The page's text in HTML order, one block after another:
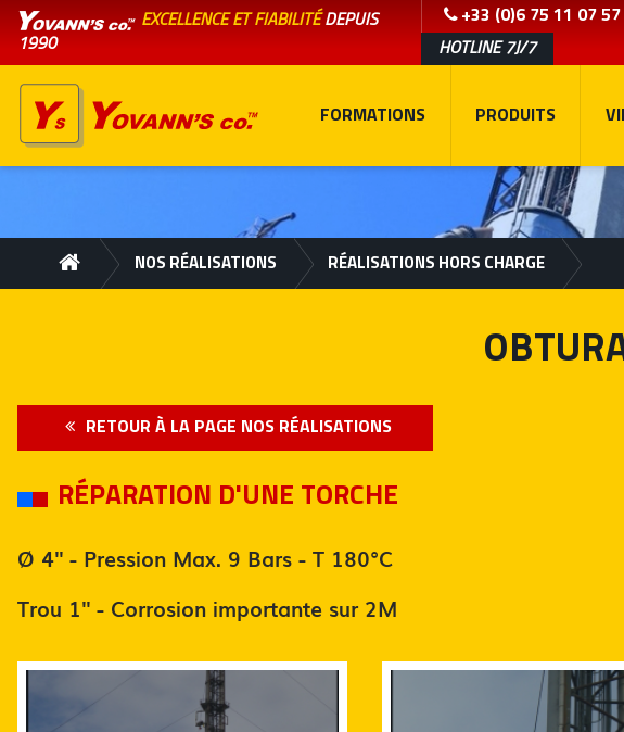
EXCELLENCE ET FIABILITÉ DEPUIS
1990
+33 (0)6 75 11 07 57
HOTLINE 7J/7
FORMATIONS PRODUITS
NOS RÉALISATIONS RÉALISATIONS HORS CHARGE
RETOUR À LA PAGE NOS RÉALISATIONS
RÉPARATION D'UNE TORCHE
Ø 4'' - Pression Max. 9 Bars - T 180°C
Trou 1'' - Corrosion importante sur 2M